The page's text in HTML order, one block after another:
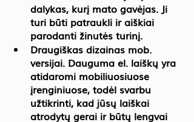
dalykas, kurį mato gavėjas. Ji
turi būti patraukli ir aiškiai
parodanti žinutės turinį.
Draugiškas dizainas mob.
versijai. Dauguma el. laiškų yra
atidaromi mobiliuosiuose
įrenginiuose, todėl svarbu
užtikrinti, kad jūsų laiškai
atrodytų gerai ir būtų lengvai